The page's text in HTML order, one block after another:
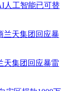
人工智能已可替
天集团回应暴雷